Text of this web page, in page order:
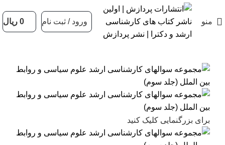
منو ورود / ثبت نام 0 ریال
برای بزرگنمایی کلیک کنید